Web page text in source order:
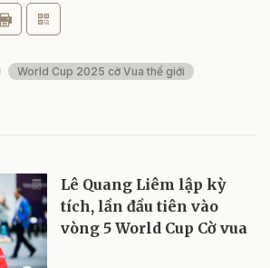
World Cup 2025 cờ Vua thế giới
Lê Quang Liêm lập kỳ
tích, lần đầu tiên vào
vòng 5 World Cup Cờ vua